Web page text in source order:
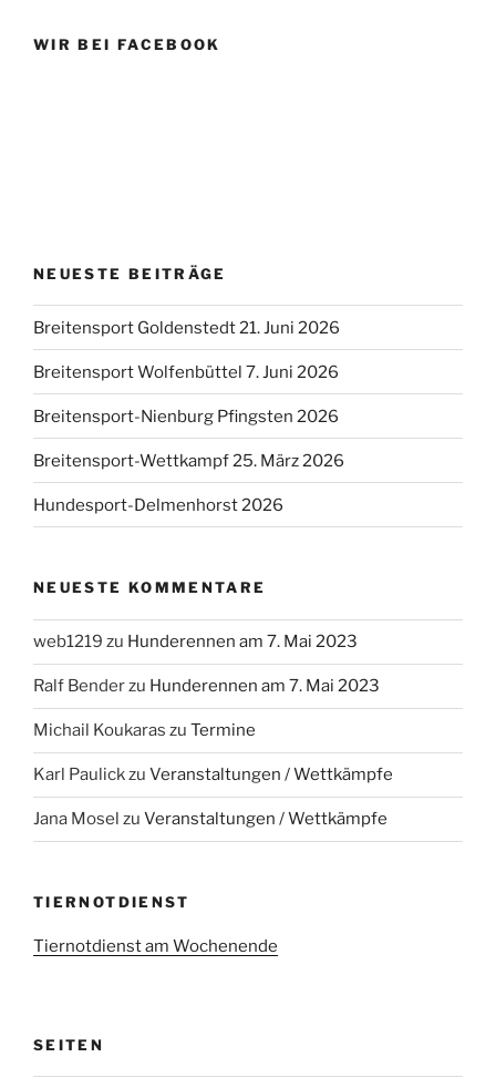
WIR BEI FACEBOOK
NEUESTE BEITRÄGE
Breitensport Goldenstedt 21. Juni 2026
Breitensport Wolfenbüttel 7. Juni 2026
Breitensport-Nienburg Pfingsten 2026
Breitensport-Wettkampf 25. März 2026
Hundesport-Delmenhorst 2026
NEUESTE KOMMENTARE
web1219 zu Hunderennen am 7. Mai 2023
Ralf Benderzu Hunderennen am 7. Mai 2023
Michail Koukaras zu Termine
Karl Paulickzu Veranstaltungen / Wettkämpfe
Jana Mosel zu Veranstaltungen / Wettkämpfe
TIERNOTDIENST
Tiernotdienst am Wochenende
SEITEN